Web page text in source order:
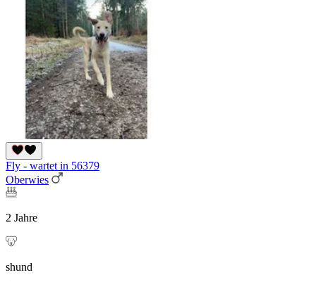
Fly - wartet in 56379
Oberwies
2 Jahre
shund